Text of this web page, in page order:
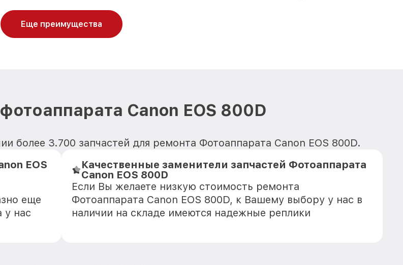
Еще преимущества
Canon EOS 800D
более 3.700 запчастей для ремонта Фотоаппарата Canon EOS 800D.
EOS
еще
у нас
Качественные заменители запчастей Фотоаппарата
Canon EOS 800D
Если Вы желаете низкую стоимость ремонта
Фотоаппарата Canon EOS 800D, к Вашему выбору у нас в
наличии на складе имеются надежные реплики